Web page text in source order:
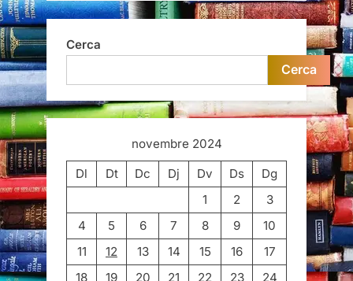
Cerca
Cerca
novembre 2024
Dl
Dt Dc Dj Dv Ds
Dg
1
2
3
4
5 6 7 8 9
10
11
12 13 14 15 16
17
18
19 20 21 22 23
24